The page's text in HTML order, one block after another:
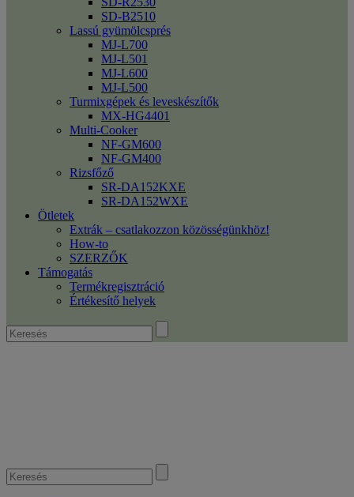
SD-B2510
Lassú gyümölcsprés
MJ-L700
MJ-L501
MJ-L600
MJ-L500
Turmixgépek és leveskészítők
MX-HG4401
Multi-Cooker
NF-GM600
NF-GM400
Rizsfőző
SR-DA152KXE
SR-DA152WXE
Ötletek
Extrák – csatlakozzon közösségünkhöz!
How-to
SZERZŐK
Támogatás
Termékregisztráció
Értékesítő helyek